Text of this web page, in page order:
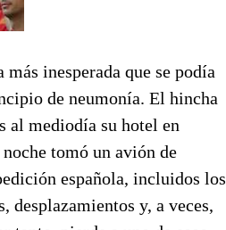
inesperada que se podía
de neumonía. El hincha
al mediodía su hotel en
tomó un avión de
española, incluidos los
desplazamientos y, a veces,